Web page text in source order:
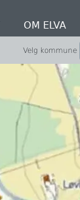
OM ELVA
Velg kommune